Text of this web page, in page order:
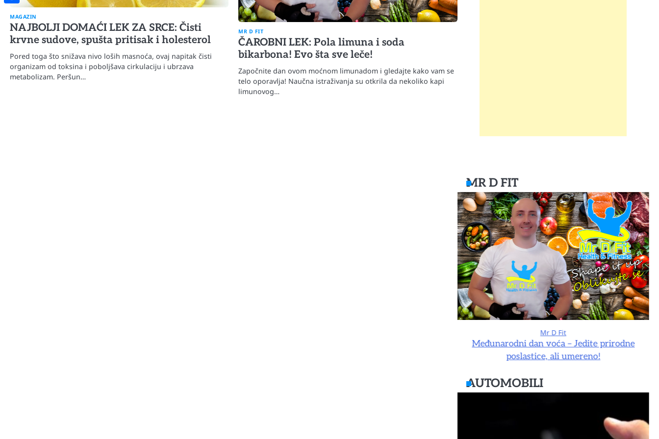
MAGAZIN
NAJBOLJI DOMAĆI LEK ZA SRCE: Čisti
krvne sudove, spušta pritisak i holesterol
Pored toga što snižava nivo loših masnoća, ovaj napitak čisti
organizam od toksina i poboljšava cirkulaciju i ubrzava
metabolizam. Peršun…
MR D FIT
ČAROBNI LEK: Pola limuna i soda
bikarbona! Evo šta sve leče!
Započnite dan ovom moćnom limunadom i gledajte kako vam se
telo oporavlja! Naučna istraživanja su otkrila da nekoliko kapi
limunovog…
MR D FIT
Mr D Fit
Međunarodni dan voća – Jedite prirodne
poslastice, ali umereno!
AUTOMOBILI